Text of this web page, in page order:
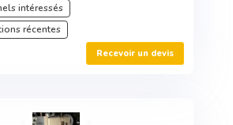
intéressés
récentes
Recevoir un devis